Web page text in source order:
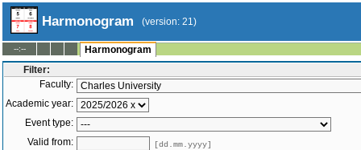
Harmonogram (version: 21)
--:--
Harmonogram
Filter:
Faculty:
Academic year:
Event type:
Valid from:
[dd.mm.yyyy]